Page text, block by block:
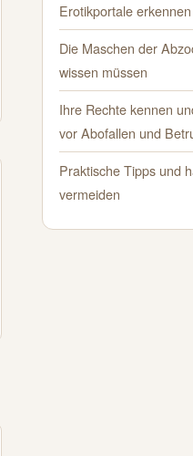
Erotikportale erkennen
Die Maschen der
wissen müssen
Ihre Rechte kennen
vor Abofallen und
Praktische Tipps und
vermeiden